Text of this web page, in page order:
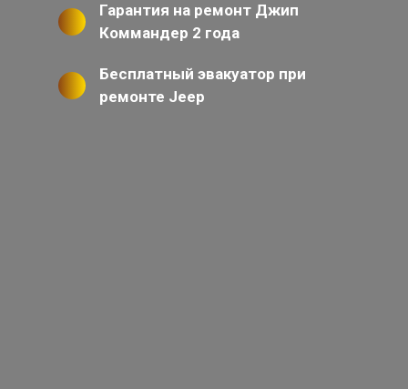
Гарантия на ремонт Джип
Коммандер 2 года
Бесплатный эвакуатор при
ремонте Jeep